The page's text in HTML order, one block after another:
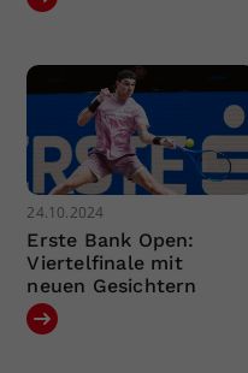
24.10.2024
Erste Bank Open:
Viertelfinale mit
neuen Gesichtern